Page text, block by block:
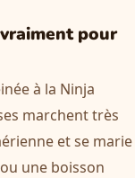
pour
à la Ninja
marchent très
et se marie
une boisson